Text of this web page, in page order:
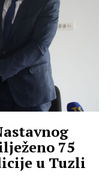
75
u Tuzli